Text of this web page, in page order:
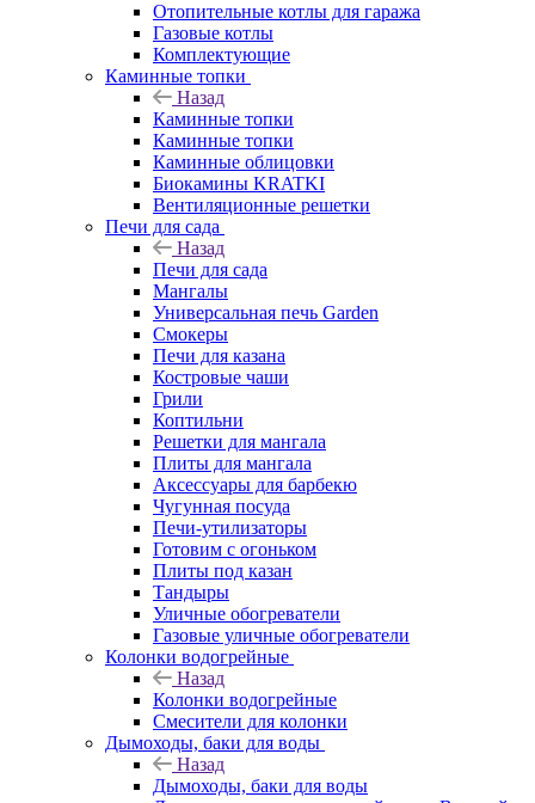
Отопительные котлы для гаража
Газовые котлы
Комплектующие
Каминные топки
Назад
Каминные топки
Каминные топки
Каминные облицовки
Биокамины KRATKI
Вентиляционные решетки
Печи для сада
Назад
Печи для сада
Мангалы
Универсальная печь Garden
Смокеры
Печи для казана
Костровые чаши
Грили
Коптильни
Решетки для мангала
Плиты для мангала
Аксессуары для барбекю
Чугунная посуда
Печи-утилизаторы
Готовим с огоньком
Плиты под казан
Тандыры
Уличные обогреватели
Газовые уличные обогреватели
Колонки водогрейные
Назад
Колонки водогрейные
Смесители для колонки
Дымоходы, баки для воды
Назад
Дымоходы, баки для воды